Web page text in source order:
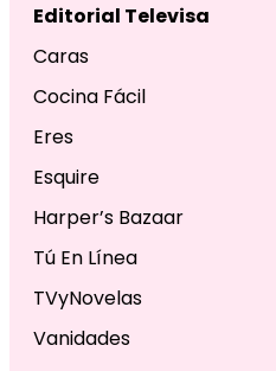
Editorial Televisa
Caras
Cocina Fácil
Eres
Esquire
Harper’s Bazaar
Tú En Línea
TVyNovelas
Vanidades